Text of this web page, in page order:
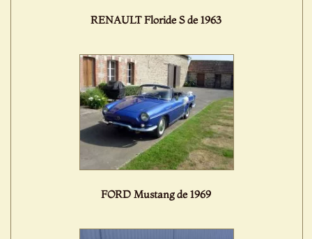
RENAULT Floride S de 1963
FORD Mustang de 1969